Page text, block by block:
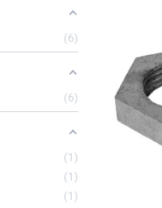
6
6
1
1
1